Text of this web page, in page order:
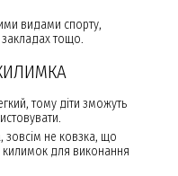
видами спорту,
тощо.
тому діти зможуть
зовсім не ковзка, що
для виконання